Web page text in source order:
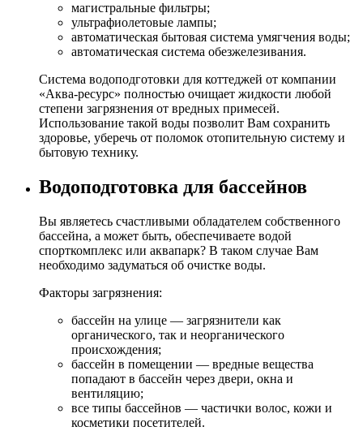
магистральные фильтры;
ультрафиолетовые лампы;
автоматическая бытовая система умягчения воды;
автоматическая система обезжелезивания.
Система водоподготовки для коттеджей от компании
«Аква-ресурс» полностью очищает жидкости любой
степени загрязнения от вредных примесей.
Использование такой воды позволит Вам сохранить
здоровье, уберечь от поломок отопительную систему и
бытовую технику.
Водоподготовка для бассейнов
Вы являетесь счастливыми обладателем собственного
бассейна, а может быть, обеспечиваете водой
спорткомплекс или аквапарк? В таком случае Вам
необходимо задуматься об очистке воды.
Факторы загрязнения:
бассейн на улице — загрязнители как
органического, так и неорганического
происхождения;
бассейн в помещении — вредные вещества
попадают в бассейн через двери, окна и
вентиляцию;
все типы бассейнов — частички волос, кожи и
косметики посетителей.